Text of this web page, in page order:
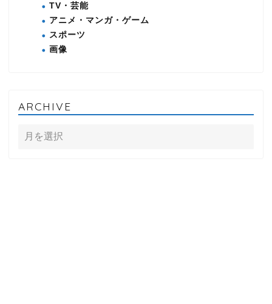
TV・芸能
アニメ・マンガ・ゲーム
スポーツ
画像
ARCHIVE